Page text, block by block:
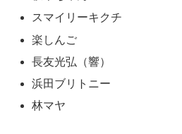
スマイリーキクチ
楽しんご
長友光弘（響）
浜田ブリトニー
林マヤ